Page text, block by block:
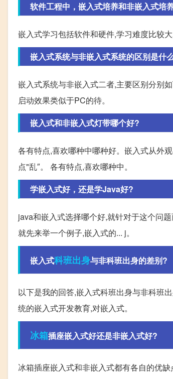
软件工程中，嵌入式培养和非嵌入式培
嵌入式学习包括软件和硬件,学习难度比较
嵌入式系统与非嵌入式系统的区别是什
嵌入式系统与非嵌入式二者,主要区别分别
启动效果类似于PC的待。
嵌入式和非嵌入式灯带哪个好?
各有特点,喜欢哪种中哪种好。嵌入式从外
点"乱″。 各有特点,喜欢哪种中。
学嵌入式好，还是学Java好?
java和嵌入式选择哪个好,就针对于这个问
就先来举一个例子,嵌入式的... j。
嵌入式科班出身与非科班出身的差别?
以下是我的回答,嵌入式科班出身与非科班
统的嵌入式开发教育,对嵌入式。
冰箱插座嵌入式好还是非嵌入式好?
冰箱插座嵌入式和非嵌入式都有各自的优